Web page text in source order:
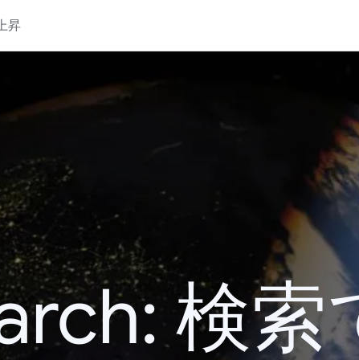
昇
検